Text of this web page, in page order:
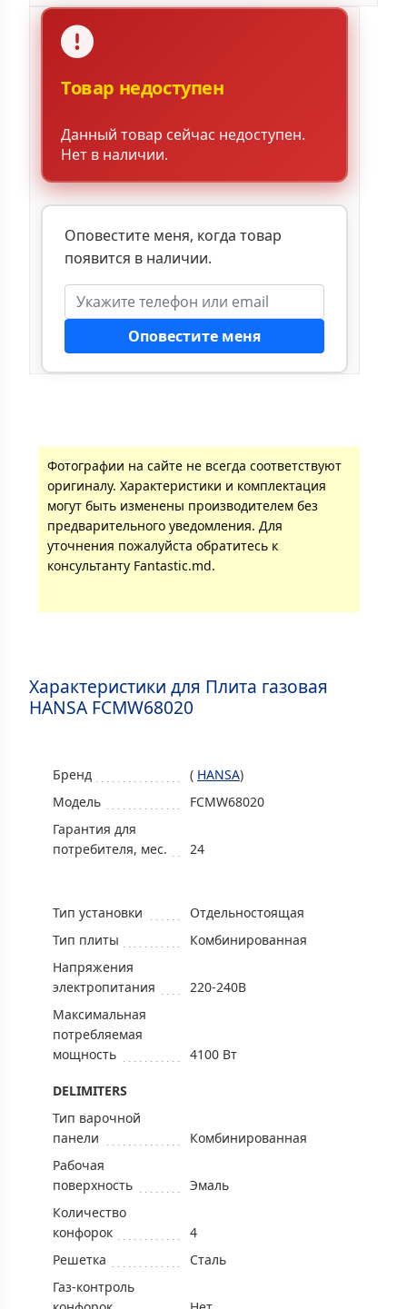
Товар недоступен
Данный товар сейчас недоступен.
Нет в наличии.
Оповестите меня, когда товар
появится в наличии.
Оповестите меня
Фотографии на сайте не всегда соответствуют
оригиналу. Характеристики и комплектация
могут быть изменены производителем без
предварительного уведомления. Для
уточнения пожалуйста обратитесь к
консультанту Fantastic.md.
Характеристики для Плитa газовая
HANSA FCMW68020
Бренд ( HANSA)
Модель
FCMW68020
Гарантия для
потребителя, мес.
24
Тип установки
Отдельностоящая
Тип плиты
Комбинированная
Напряжения
электропитания
220-240В
Максимальная
потребляемая
мощность
4100 Вт
DELIMITERS
Тип варочной
панели
Комбинированная
Рабочая
поверхность
Эмаль
Количество
конфорок
4
Решетка
Сталь
Газ-контроль